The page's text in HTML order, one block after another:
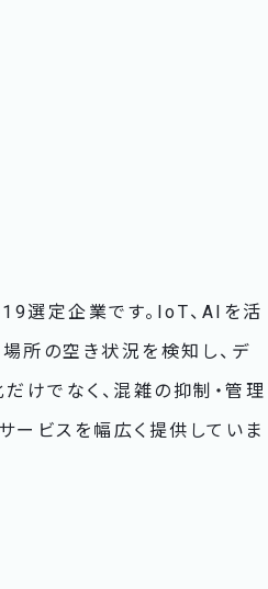
選定企業です。IoT、AIを活
場所の空き状況を検知し、デ
けでなく、混雑の抑制・管理
ービスを幅広く提供していま